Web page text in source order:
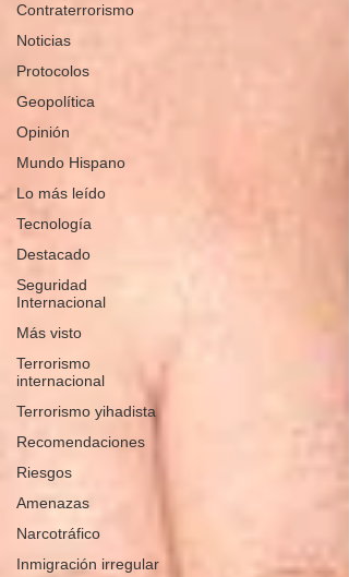
Contraterrorismo
Noticias
Protocolos
Geopolítica
Opinión
Mundo Hispano
Lo más leído
Tecnología
Destacado
Seguridad
Internacional
Más visto
Terrorismo
internacional
Terrorismo yihadista
Recomendaciones
Riesgos
Amenazas
Narcotráfico
Inmigración irregular